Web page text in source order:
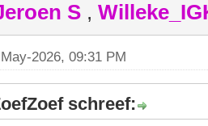
S ,
2026, 09:31 PM
schreef: